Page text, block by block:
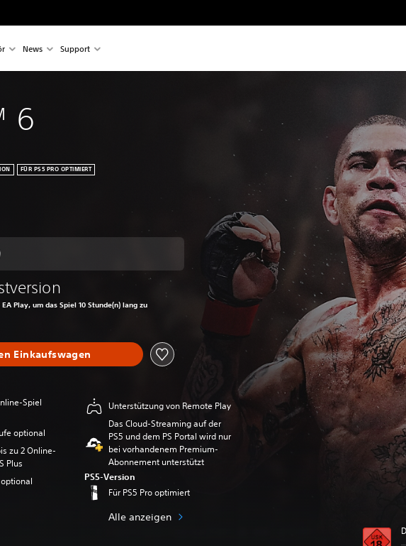
News Support
6
FÜR PS5 PRO OPTIMIERT
Play, um das Spiel 10 Stunde(n) lang zu
Einkaufswagen
Spiel
optional
zu 2 Online-
Plus
Unterstützung von Remote Play
Das Cloud-Streaming auf der
PS5 und dem PS Portal wird nur
bei vorhandenem Premium-
Abonnement unterstützt
PS5-Version
Für PS5 Pro optimiert
Alle anzeigen